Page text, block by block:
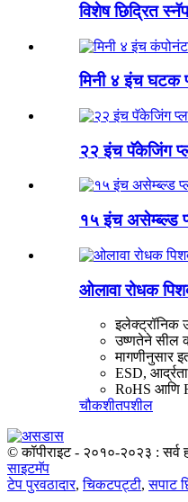
विशेष छिद्रित
मिनी ४ इंच घटक
२२ इंच पॅकेजिंग
१५ इंच असेम्ब्ल्ड
ओलावा रोधक
इलेक्ट्रॉनिक
उष्णतेने सील
मागणीनुसार
ESD,
RoHS आणि
चौकशीतपशील
© कॉपीराइट - २०१०-२०२३ : सर्व
साइटमॅप
टेप पुरवठादार,चिकटपट्टी,सपाट